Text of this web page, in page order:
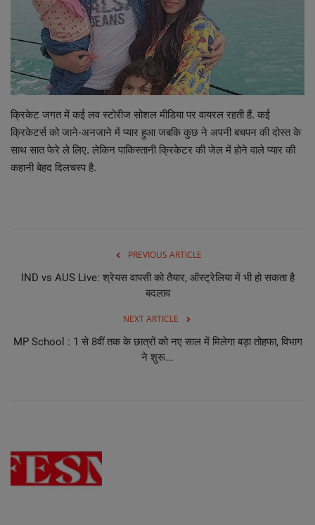
छत्तीसगढ़ इतिहास
मनोरंजन
क्रिकेट जगत में कई लव स्टोरीज सोशल मीडिया पर वायरल रहती हैं. कई
क्रिकेटर्स को जाने-अनजाने में प्यार हुआ जबकि कुछ ने अपनी बचपन की दोस्त के
साथ सात फेरे ले लिए. लेकिन पाकिस्तानी क्रिकेटर की जेल में होने वाले प्यार की
कहानी बेहद दिलचस्प है.
PREVIOUS ARTICLE
IND vs AUS Live: श्रेयस वापसी को तैयार, ऑस्ट्रेलिया में भी हो सकता है
बदलाव
NEXT ARTICLE
MP School : 1 से 8वीं तक के छात्रों को नए साल में मिलेगा बड़ा तोहफा, विभाग
ने शुरू...